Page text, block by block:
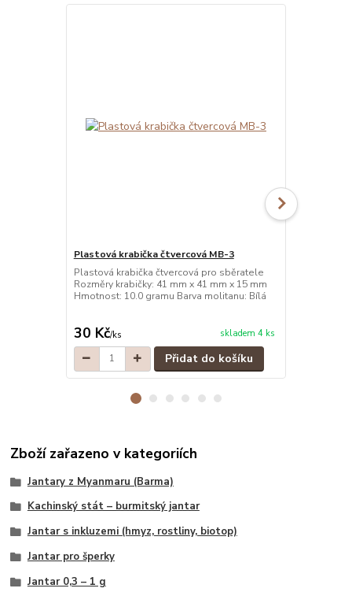
Plastová krabička čtvercová MB-3
Plastová krabička čtvercová pro sběratele
Rozměry krabičky: 41 mm x 41 mm x 15 mm
Hmotnost: 10.0 gramu Barva molitanu: Bílá
30 Kč/ks skladem 4 ks
Přidat do košíku
Zboží zařazeno v kategoriích
Jantary z Myanmaru (Barma)
Kachinský stát – burmitský jantar
Jantar s inkluzemi (hmyz, rostliny, biotop)
Jantar pro šperky
Jantar 0,3 – 1 g